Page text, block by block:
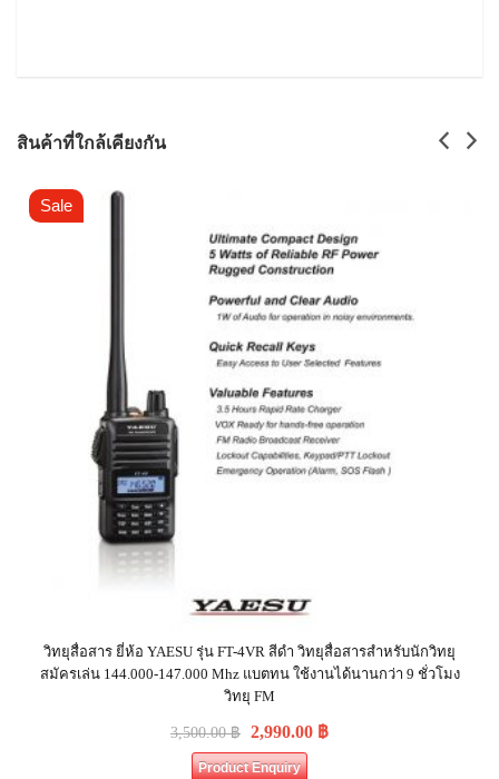
สินค้าที่ใกล้เคียงกัน
Sale
วิทยุสื่อสาร ยี่ห้อ YAESU รุ่น FT-4VR สีดำ วิทยุสื่อสารสำหรับนักวิทยุ
สมัครเล่น 144.000-147.000 Mhz แบตทน ใช้งานได้นานกว่า 9 ชั่วโมง
วิทยุ FM
3,500.00฿ 2,990.00 ฿
Product Enquiry